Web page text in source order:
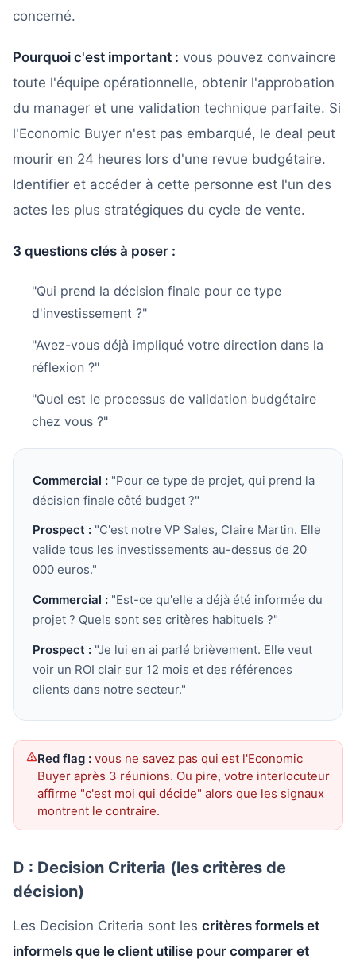
concerné.
Pourquoi c'est important : vous pouvez convaincre
toute l'équipe opérationnelle, obtenir l'approbation
du manager et une validation technique parfaite. Si
l'Economic Buyer n'est pas embarqué, le deal peut
mourir en 24 heures lors d'une revue budgétaire.
Identifier et accéder à cette personne est l'un des
actes les plus stratégiques du cycle de vente.
3 questions clés à poser :
"Qui prend la décision finale pour ce type
d'investissement ?"
"Avez-vous déjà impliqué votre direction dans la
réflexion ?"
"Quel est le processus de validation budgétaire
chez vous ?"
Commercial : "Pour ce type de projet, qui prend la
décision finale côté budget ?"
Prospect : "C'est notre VP Sales, Claire Martin. Elle
valide tous les investissements au-dessus de 20
000 euros."
Commercial : "Est-ce qu'elle a déjà été informée du
projet ? Quels sont ses critères habituels ?"
Prospect : "Je lui en ai parlé brièvement. Elle veut
voir un ROI clair sur 12 mois et des références
clients dans notre secteur."
Red flag : vous ne savez pas qui est l'Economic
Buyer après 3 réunions. Ou pire, votre interlocuteur
affirme "c'est moi qui décide" alors que les signaux
montrent le contraire.
D : Decision Criteria (les critères de
décision)
Les Decision Criteria sont les critères formels et
informels que le client utilise pour comparer et